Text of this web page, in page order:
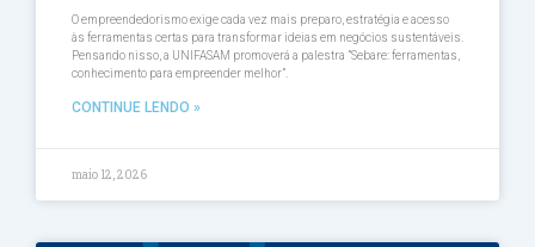
O empreendedorismo exige cada vez mais preparo, estratégia e acesso
às ferramentas certas para transformar ideias em negócios sustentáveis.
Pensando nisso, a UNIFASAM promoverá a palestra ”Sebare: ferramentas,
conhecimento para empreender melhor”.
CONTINUE LENDO »
maio 12, 2026